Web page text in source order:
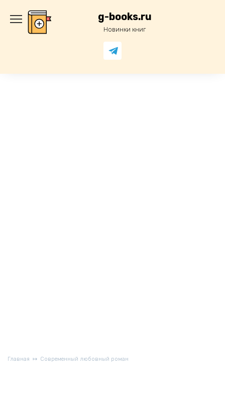
содержанию
g-books.ru
Новинки книг
Главная Современный любовный роман